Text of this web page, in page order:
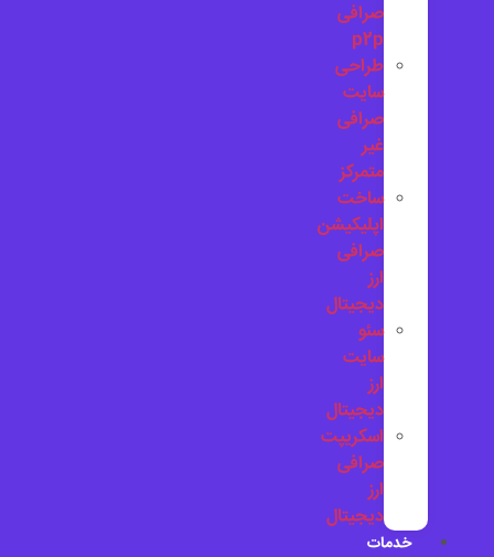
صرافی
p2p
طراحی
سایت
صرافی
غیر
متمرکز
ساخت
اپلیکیشن
صرافی
ارز
دیجیتال
سئو
سایت
ارز
دیجیتال
اسکریپت
صرافی
ارز
دیجیتال
خدمات